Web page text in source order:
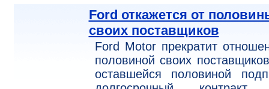
Ford откажется от
своих поставщиков
Ford Motor прекратит
половиной своих
оставшейся половиной